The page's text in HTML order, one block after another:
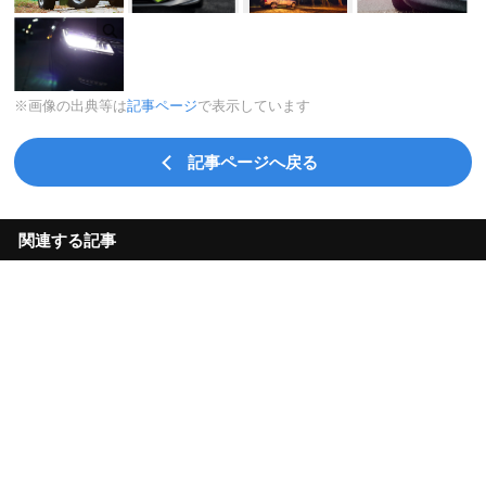
※画像の出典等は記事ページで表示しています
記事ページへ戻る
関連する記事